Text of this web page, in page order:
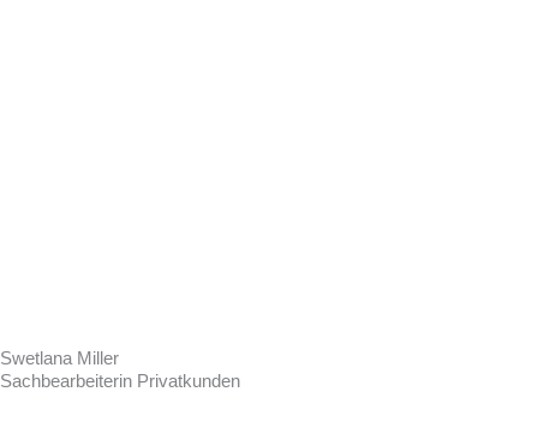
Swetlana Miller
Sachbearbeiterin Privatkunden